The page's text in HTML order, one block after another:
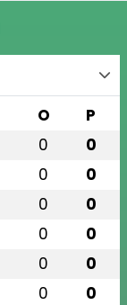
O P
0 0
0 0
0 0
0 0
0 0
0 0